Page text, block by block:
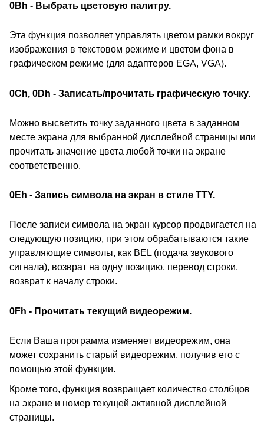
0Bh - Выбрать цветовую палитру.
Эта функция позволяет управлять цветом рамки вокруг
изображения в текстовом режиме и цветом фона в
графическом режиме (для адаптеров EGA, VGA).
0Ch, 0Dh - Записать/прочитать графическую точку.
Можно высветить точку заданного цвета в заданном
месте экрана для выбранной дисплейной страницы или
прочитать значение цвета любой точки на экране
соответственно.
0Eh - Запись символа на экран в стиле TTY.
После записи символа на экран курсор продвигается на
следующую позицию, при этом обрабатываются такие
управляющие символы, как BEL (подача звукового
сигнала), возврат на одну позицию, перевод строки,
возврат к началу строки.
0Fh - Прочитать текущий видеорежим.
Если Ваша программа изменяет видеорежим, она
может сохранить старый видеорежим, получив его с
помощью этой функции.
Кроме того, функция возвращает количество столбцов
на экране и номер текущей активной дисплейной
страницы.